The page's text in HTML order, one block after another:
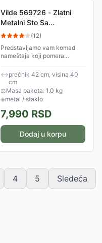
Vilde 569726 - Zlatni
Metalni Sto Sa
Ugradjenim Satom ,
(12)
Predstavljamo vam komad
nameštaja koji pomera
ROUND stočić sa ugrađenim
satom. Ovo nije samo sto; ovo
je umetničko delo koje...
↔prečnik 42 cm, visina 40
cm
⚖Masa paketa: 1.0 kg
◈metal / staklo
7,990 RSD
Dodaj u korpu
4 5 Sledeća